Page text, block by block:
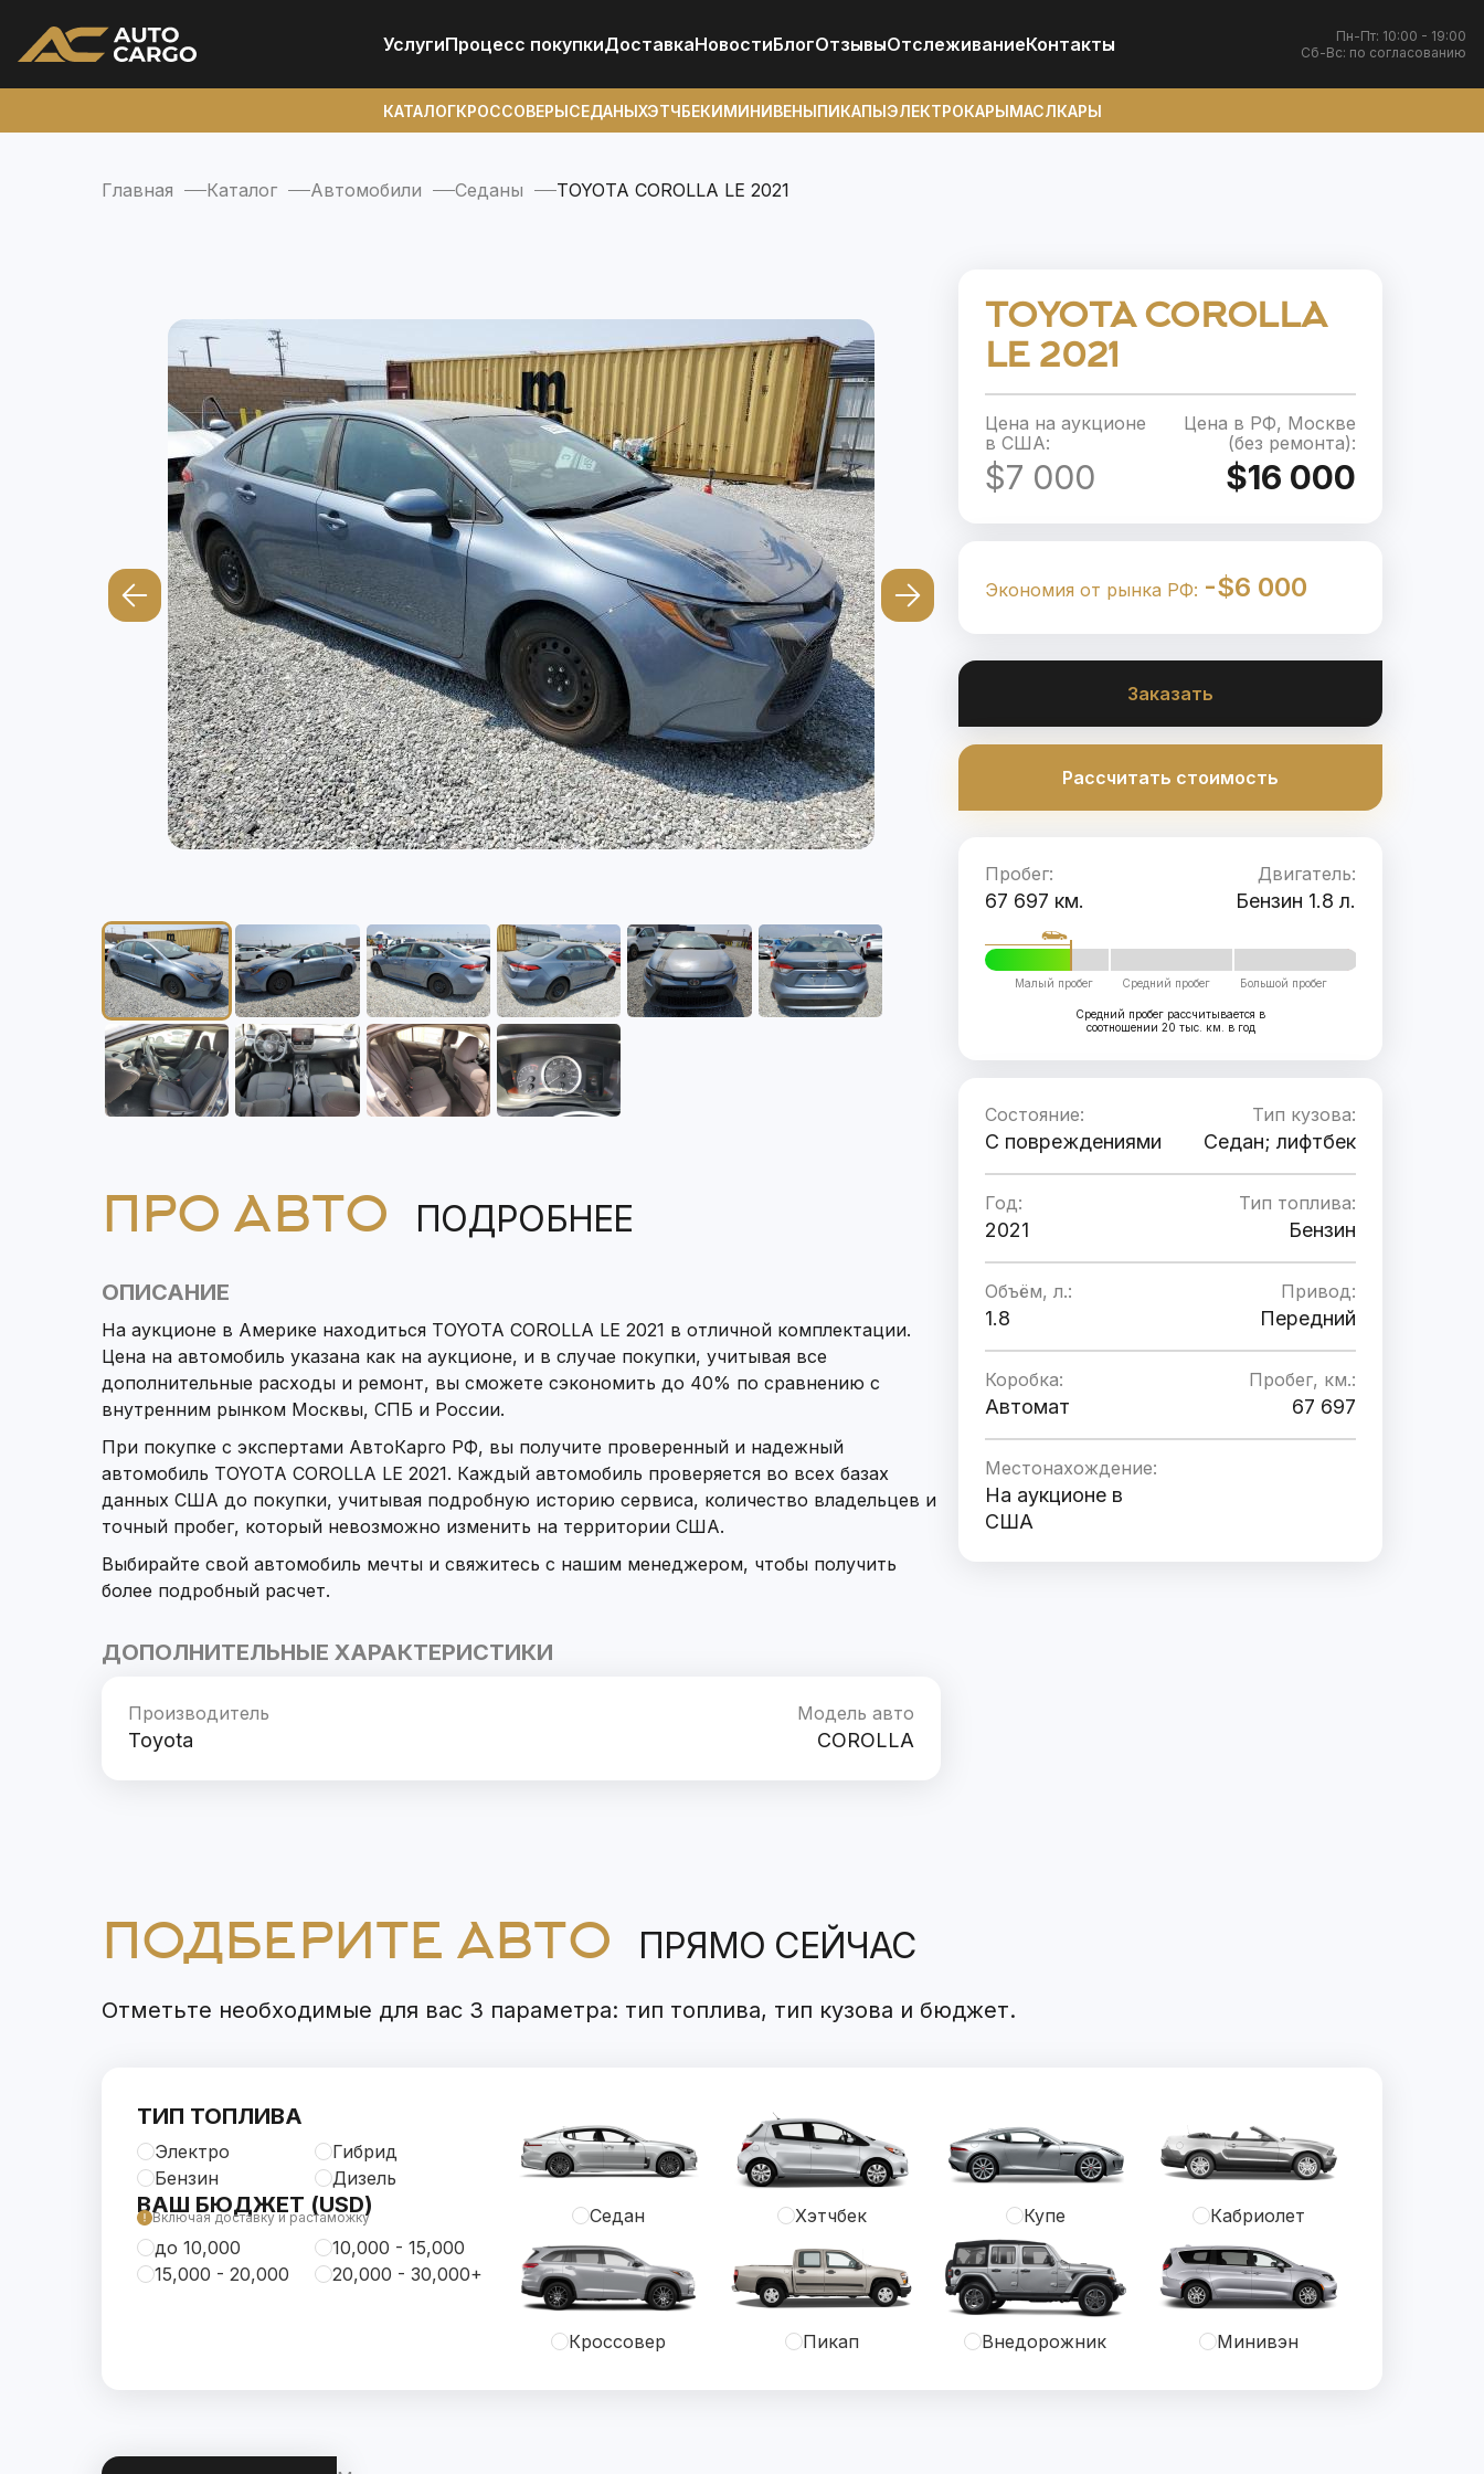
УслугиПроцесс покупкиДоставкаНовостиБлогОтзывыОтcлеживаниеКонтакты
Пн-Пт: 10:00 - 19:00
Сб-Вс: по согласованию
КАТАЛОГКРОССОВЕРЫСЕДАНЫХЭТЧБЕКИМИНИВЕНЫПИКАПЫЭЛЕКТРОКАРЫМАСЛКАРЫ
Главная Каталог Автомобили Седаны TOYOTA COROLLA LE 2021
ПРО АВТО ПОДРОБНЕЕ
ОПИСАНИЕ
На аукционе в Америке находиться TOYOTA COROLLA LE 2021 в отличной комплектации.
Цена на автомобиль указана как на аукционе, и в случае покупки, учитывая все
дополнительные расходы и ремонт, вы сможете сэкономить до 40% по сравнению с
внутренним рынком Москвы, СПБ и России.
При покупке с экспертами АвтоКарго РФ, вы получите проверенный и надежный
автомобиль TOYOTA COROLLA LE 2021. Каждый автомобиль проверяется во всех базах
данных США до покупки, учитывая подробную историю сервиса, количество владельцев и
точный пробег, который невозможно изменить на территории США.
Выбирайте свой автомобиль мечты и свяжитесь с нашим менеджером, чтобы получить
более подробный расчет.
ДОПОЛНИТЕЛЬНЫЕ ХАРАКТЕРИСТИКИ
Производитель
Toyota
Модель авто
COROLLA
TOYOTA COROLLA
LE 2021
Цена на аукционе
в США:
$7 000
Цена в РФ, Москве
(без ремонта):
$16 000
Экономия от рынка РФ: -$6 000
Заказать
Рассчитать стоимость
Пробег:
67 697 км.
Двигатель:
Бензин 1.8 л.
Малый пробег Средний пробег Большой пробег
Средний пробег рассчитывается в
соотношении 20 тыс. км. в год
Состояние:
C повреждениями
Тип кузова:
Седан; лифтбек
Год:
2021
Тип топлива:
Бензин
Объём, л.:
1.8
Привод:
Передний
Коробка:
Автомат
Пробег, км.:
67 697
Местонахождение:
На аукционе в
США
ПОДБЕРИТЕ АВТО ПРЯМО СЕЙЧАС
Отметьте необходимые для вас 3 параметра: тип топлива, тип кузова и бюджет.
ТИП ТОПЛИВА
Электро
Гибрид
Бензин
Дизель
ВАШ БЮДЖЕТ (USD)
Включая доставку и растаможку
до 10,000
10,000 - 15,000
15,000 - 20,000
20,000 - 30,000+
Седан Хэтчбек Купе Кабриолет
Кроссовер Пикап Внедорожник Минивэн